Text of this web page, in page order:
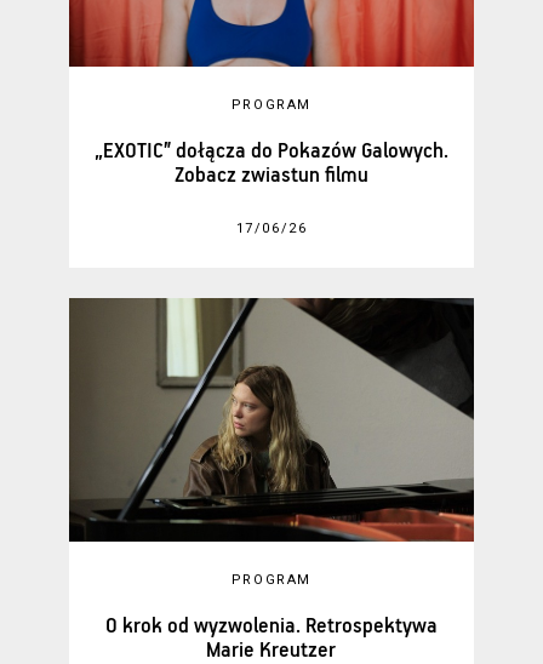
PROGRAM
„EXOTIC” dołącza do Pokazów Galowych.
Zobacz zwiastun filmu
17/06/26
PROGRAM
O krok od wyzwolenia. Retrospektywa
Marie Kreutzer